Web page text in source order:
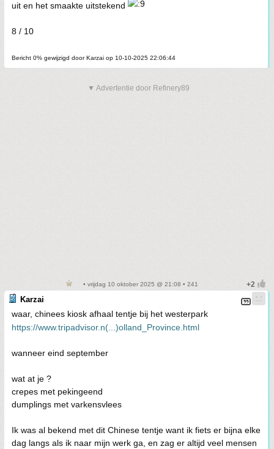
uit en het smaakte uitstekend
8 / 10
Bericht 0% gewijzigd door Karzai op 10-10-2025 22:06:44
▼ Advertentie door Refinery89
• vrijdag 10 oktober 2025 @ 21:08 • 241
Karzai
waar, chinees kiosk afhaal tentje bij het westerpark
https://www.tripadvisor.n(...)olland_Province.html
wanneer eind september
wat at je ?
crepes met pekingeend
dumplings met varkensvlees
Ik was al bekend met dit Chinese tentje want ik fiets er bijna elke
dag langs als ik naar mijn werk ga, en zag er altijd veel mensen